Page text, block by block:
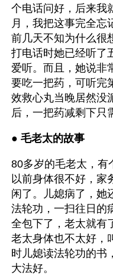
个电话问好，后来我
月，我把这事完全忘
前几天不知为什么很
打电话时她已经听了
爱听。而且，她说非
要吃一把药，可听完
效救心丸当晚居然没
后，一把药减剩下只
● 毛老太的故事
80多岁的毛老太，有
以前身体很不好，家
闲了。儿媳病了，她
法轮功，一扫往日的
全包下了，老太就有
老太身体也不太好，
时儿媳读法轮功的书
大法好。